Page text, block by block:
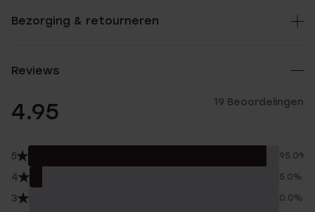
Bezorging & retourneren
Reviews
4.95 19 Beoordelingen
5 95.0%
4 5.0%
3 0.0%